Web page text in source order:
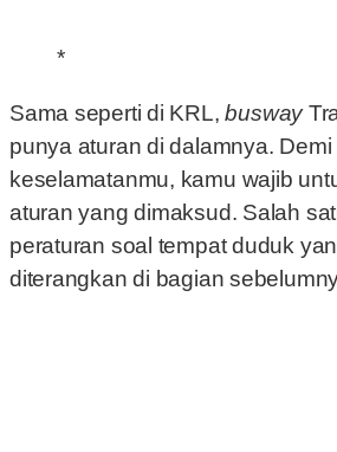
*
Sama seperti di KRL,busway
punya aturan di dalamnya.
keselamatanmu, kamu wajib
aturan yang dimaksud. Salah
peraturan soal tempat duduk
diterangkan di bagian